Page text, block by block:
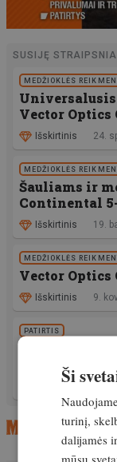
SUSIJĘ
MEDŽIOKLĖS
Vector Optics
Išskirtinis 24.
MEDŽIOKLĖS
Šauliams ir
Continental
Išskirtinis 19.
MEDŽIOKLĖS
Vector Optics
Išskirtinis 9.
PATIRTIS
klausimas
Ši
turinį,
dalijamės
mūsų